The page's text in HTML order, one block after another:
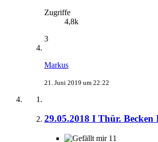
Zugriffe
4,8k
3
Markus
21. Juni 2019 um 22:22
29.05.2018 I Thür.
11